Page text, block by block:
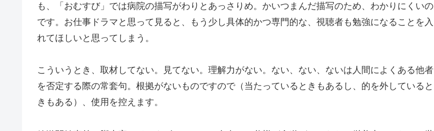
も、「おむすび」では病院の描写がわりとあっさりめ。かいつまんだ描写のため、わかりにくいの
です。お仕事ドラマと思って見ると、もう少し具体的かつ専門的な、視聴者も勉強になることを入
れてほしいと思ってしまう。
こういうとき、取材してない。見てない。理解力がない。ない、ない、ないは人間によくある他者
を否定する際の常套句。根拠がないものですので（当たっているときもあるし、的を外していると
きもある）、使用を控えます。